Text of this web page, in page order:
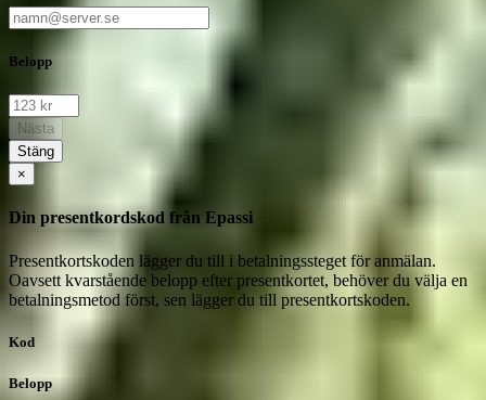
Belopp
Nästa
Stäng
×
Din presentkordskod från Epassi
Presentkortskoden lägger du till i betalningssteget för anmälan.
Oavsett kvarstående belopp efter presentkortet, behöver du välja en
betalningsmetod först, sen lägger du till presentkortskoden.
Kod
Belopp